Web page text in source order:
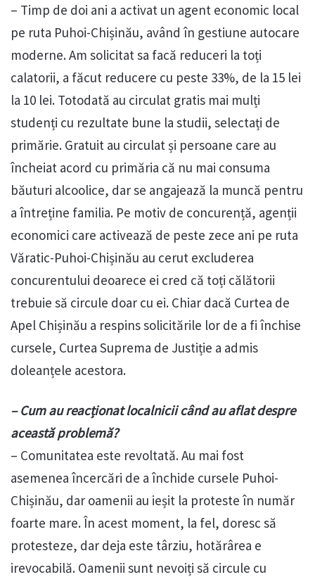
– Timp de doi ani a activat un agent economic local
pe ruta Puhoi-Chișinău, având în gestiune autocare
moderne. Am solicitat sa facă reduceri la toți
calatorii, a făcut reducere cu peste 33%, de la 15 lei
la 10 lei. Totodată au circulat gratis mai mulți
studenți cu rezultate bune la studii, selectați de
primărie. Gratuit au circulat și persoane care au
încheiat acord cu primăria că nu mai consuma
băuturi alcoolice, dar se angajează la muncă pentru
a întreține familia. Pe motiv de concurență, agenții
economici care activează de peste zece ani pe ruta
Văratic-Puhoi-Chișinău au cerut excluderea
concurentului deoarece ei cred că toți călătorii
trebuie să circule doar cu ei. Chiar dacă Curtea de
Apel Chișinău a respins solicitările lor de a fi închise
cursele, Curtea Suprema de Justiție a admis
doleanțele acestora.
– Cum au reacționat localnicii când au aflat despre
această problemă?
– Comunitatea este revoltată. Au mai fost
asemenea încercări de a închide cursele Puhoi-
Chișinău, dar oamenii au ieșit la proteste în număr
foarte mare. În acest moment, la fel, doresc să
protesteze, dar deja este târziu, hotărârea e
irevocabilă. Oamenii sunt nevoiți să circule cu